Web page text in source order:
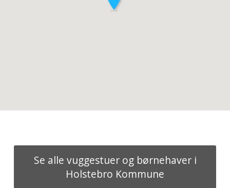
Se alle vuggestuer og børnehaver i
Holstebro Kommune